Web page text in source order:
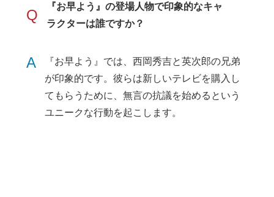
Q
『お早よう』の登場人物で印象的なキャ
ラクターは誰ですか？
A
『お早よう』では、西岡秀吉と英次郎の兄弟
が印象的です。彼らは新しいテレビを購入し
てもらうために、無言の抗議を始めるという
ユニークな行動を起こします。